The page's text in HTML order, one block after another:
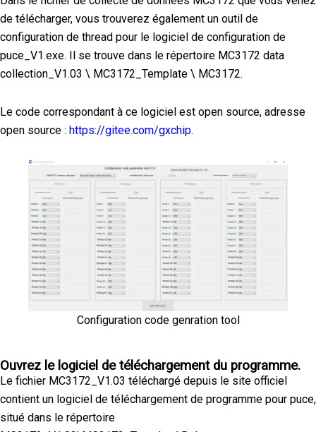
de télécharger, vous trouverez également un outil de
configuration de thread pour le logiciel de configuration de
puce_V1.exe. Il se trouve dans le répertoire MC3172 data
collection_V1.03 \ MC3172_Template \ MC3172.
Le code correspondant à ce logiciel est open source, adresse
open source : https://gitee.com/gxchip.
Configuration code genration tool
Ouvrez le logiciel de téléchargement du programme.
Le fichier MC3172_V1.03 téléchargé depuis le site officiel
contient un logiciel de téléchargement de programme pour puce,
situé dans le répertoire